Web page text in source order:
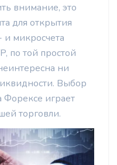
внимание, это
для открытия
и микросчета
по той простой
ни
Выбор
играет
торговли.